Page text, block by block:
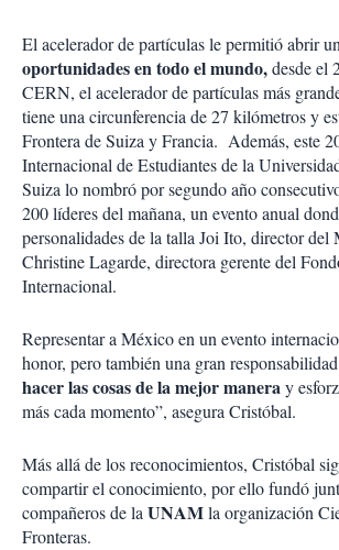
El acelerador de partículas le permitió abrir
oportunidades en todo el mundo,desde el
CERN, el acelerador de partículas más
tiene una circunferencia de 27 kilómetros y
Frontera de Suiza y Francia. Además, este
Internacional de Estudiantes de la
Suiza lo nombró por segundo año
200 líderes del mañana, un evento anual
personalidades de la talla Joi Ito, director
Christine Lagarde, directora gerente del
Internacional.
Representar a México en un evento
honor, pero también una gran
hacer las cosas de la mejor maneray
más cada momento”, asegura Cristóbal.
Más allá de los reconocimientos, Cristóbal
compartir el conocimiento, por ello fundó
compañeros de la UNAMla organización
Fronteras.